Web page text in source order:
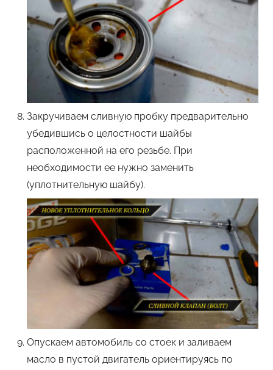
Закручиваем сливную пробку предварительно
убедившись о целостности шайбы
расположенной на его резьбе. При
необходимости ее нужно заменить
(уплотнительную шайбу).
Опускаем автомобиль со стоек и заливаем
масло в пустой двигатель ориентируясь по